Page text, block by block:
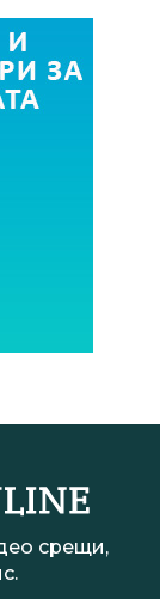
срещи,